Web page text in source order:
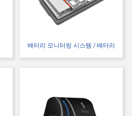
배터리 모니터링 시스템 / 배터리